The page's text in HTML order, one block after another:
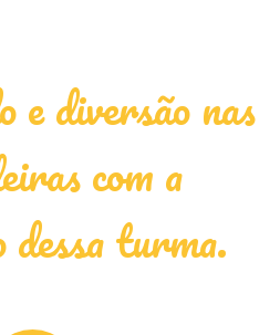
e diversão nas
com a
dessa turma.